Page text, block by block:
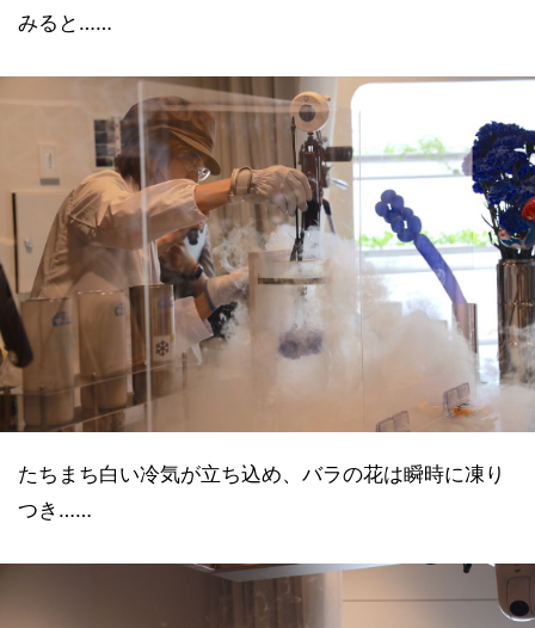
みると……
たちまち白い冷気が立ち込め、バラの花は瞬時に凍り
つき……